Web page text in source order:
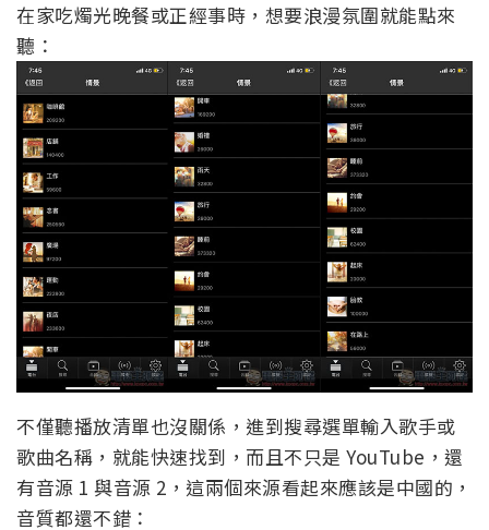
在家吃燭光晚餐或正經事時，想要浪漫氛圍就能點來
聽：
不僅聽播放清單也沒關係，進到搜尋選單輸入歌手或
歌曲名稱，就能快速找到，而且不只是 YouTube，還
有音源 1 與音源 2，這兩個來源看起來應該是中國的，
音質都還不錯：